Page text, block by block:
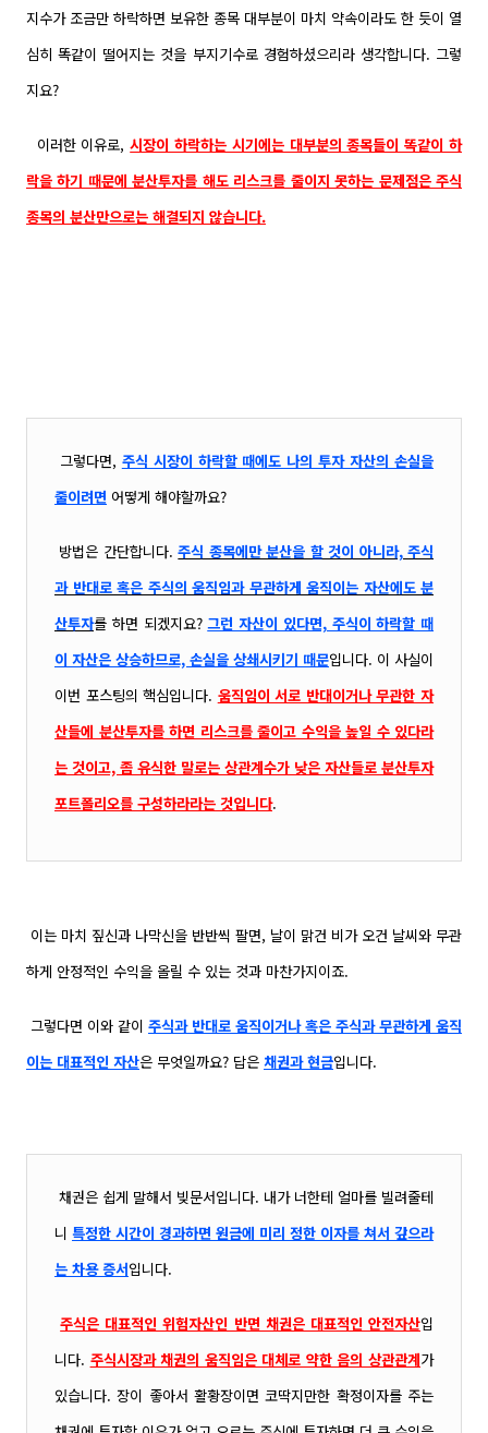
지수가 조금만 하락하면 보유한 종목 대부분이 마치 약속이라도 한 듯이 열
심히 똑같이 떨어지는 것을 부지기수로 경험하셨으리라 생각합니다. 그렇
지요?
이러한 이유로,시장이 하락하는 시기에는 대부분의 종목들이 똑같이 하
락을 하기 때문에 분산투자를 해도 리스크를 줄이지 못하는 문제점은 주식
종목의 분산만으로는 해결되지 않습니다.
그렇다면, 주식 시장이 하락할 때에도 나의 투자 자산의 손실을
줄이려면 어떻게 해야할까요?
방법은 간단합니다.주식 종목에만 분산을 할 것이 아니라, 주식
과 반대로 혹은 주식의 움직임과 무관하게 움직이는 자산에도 분
산투자를 하면 되겠지요?그런 자산이 있다면, 주식이 하락할 때
이 자산은 상승하므로, 손실을 상쇄시키기 때문입니다. 이 사실이
이번 포스팅의 핵심입니다. 움직임이 서로 반대이거나 무관한 자
산들에 분산투자를 하면 리스크를 줄이고 수익을 높일 수 있다라
는 것이고, 좀 유식한 말로는 상관계수가 낮은 자산들로 분산투자
포트폴리오를 구성하라라는 것입니다.
이는 마치 짚신과 나막신을 반반씩 팔면, 날이 맑건 비가 오건 날씨와 무관
하게 안정적인 수익을 올릴 수 있는 것과 마찬가지이죠.
그렇다면 이와 같이 주식과 반대로 움직이거나 혹은 주식과 무관하게 움직
이는 대표적인 자산은 무엇일까요? 답은 채권과 현금입니다.
채권은 쉽게 말해서 빚문서입니다. 내가 너한테 얼마를 빌려줄테
니 특정한 시간이 경과하면 원금에 미리 정한 이자를 쳐서 갚으라
는 차용 증서입니다.
주식은 대표적인 위험자산인 반면 채권은 대표적인 안전자산입
니다. 주식시장과 채권의 움직임은 대체로 약한 음의 상관관계가
있습니다. 장이 좋아서 활황장이면 코딱지만한 확정이자를 주는